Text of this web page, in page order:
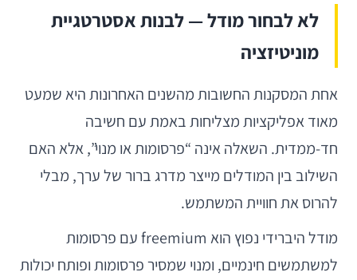
לא לבחור מודל — לבנות אסטרטגיית
מוניטיזציה
אחת המסקנות החשובות מהשנים האחרונות היא שמעט
מאוד אפליקציות מצליחות באמת עם חשיבה
חד-ממדית. השאלה אינה “פרסומות או מנוי”, אלא האם
השילוב בין המודלים מייצר מדרג ברור של ערך, מבלי
להרוס את חוויית המשתמש.
מודל היברידי נפוץ הוא freemium עם פרסומות
למשתמשים חינמיים, ומנוי שמסיר פרסומות ופותח יכולות